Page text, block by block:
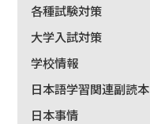
各種試験対策
大学入試対策
学校情報
日本語学習関連副読本
日本事情